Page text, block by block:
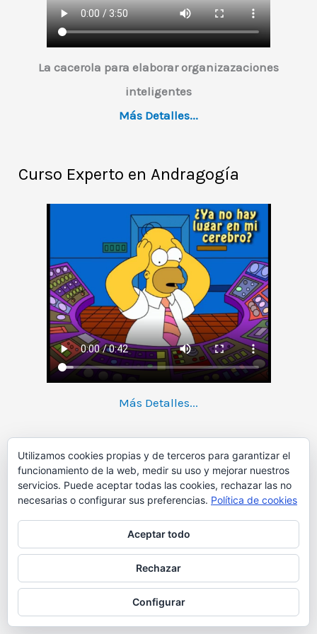
La cacerola para elaborar organizazaciones
inteligentes
Más Detalles...
Curso Experto en Andragogía
Más Detalles...
Atrapa a la hormiga para mejorar
tus competencias
Utilizamos cookies propias y de terceros para garantizar el
funcionamiento de la web, medir su uso y mejorar nuestros
servicios. Puede aceptar todas las cookies, rechazar las no
necesarias o configurar sus preferencias. Política de cookies
Aceptar todo
Rechazar
Configurar